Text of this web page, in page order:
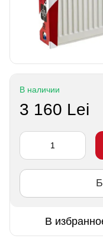
В наличии
3 160 Lei
В